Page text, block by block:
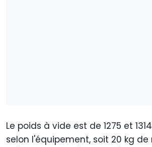
Le poids à vide est de 1275 et
selon l'équipement, soit 20 kg de